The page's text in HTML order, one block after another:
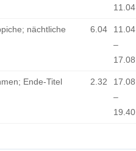
11.04
nächtliche
6.04
11.04
–
17.08
Ende-Titel 2.32
17.08
–
19.40